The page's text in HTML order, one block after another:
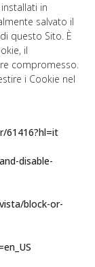
in
salvato il
questo Sito. È
il
compromesso.
i Cookie nel
61416?hl=it
disable-
block-or-